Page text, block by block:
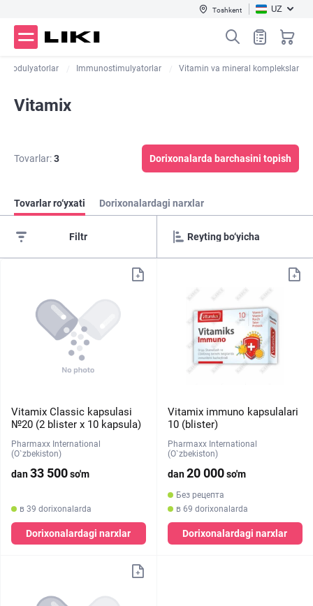
Toshkent UZ
Immunostimulyatorlar Vitamin va mineral komplekslar
Vitamix
Tovarlar:3 Dorixonalarda barchasini topish
Tovarlar ro‘yxati Dorixonalardagi narxlar
Filtr
Vitamix Classic kapsulasi
№20 (2 blister х 10 kapsula)
Pharmaxx International
(O`zbekiston)
dan33 500so'm
в 39 dorixonalarda
Dorixonalardagi narxlar
Vitamix immuno kapsulalari
10 (blister)
Pharmaxx International
(O`zbekiston)
dan20 000so'm
Без рецепта
в 69 dorixonalarda
Dorixonalardagi narxlar